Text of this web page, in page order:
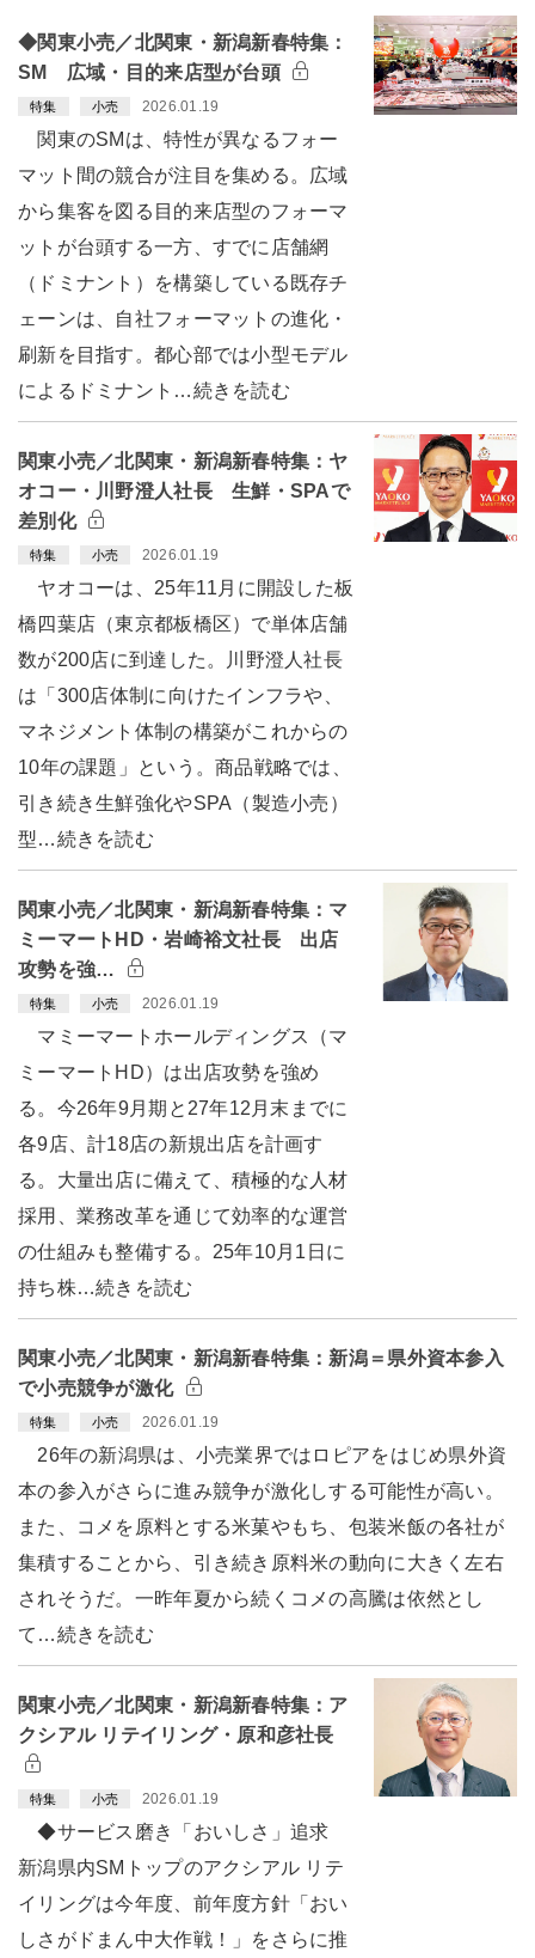
◆関東小売／北関東・新潟新春特集：
SM 広域・目的来店型が台頭
特集 小売 2026.01.19
関東のSMは、特性が異なるフォー
マット間の競合が注目を集める。広域
から集客を図る目的来店型のフォーマ
ットが台頭する一方、すでに店舗網
（ドミナント）を構築している既存チ
ェーンは、自社フォーマットの進化・
刷新を目指す。都心部では小型モデル
によるドミナント…続きを読む
関東小売／北関東・新潟新春特集：ヤ
オコー・川野澄人社長 生鮮・SPAで
差別化
特集 小売 2026.01.19
ヤオコーは、25年11月に開設した板
橋四葉店（東京都板橋区）で単体店舗
数が200店に到達した。川野澄人社長
は「300店体制に向けたインフラや、
マネジメント体制の構築がこれからの
10年の課題」という。商品戦略では、
引き続き生鮮強化やSPA（製造小売）
型…続きを読む
関東小売／北関東・新潟新春特集：マ
ミーマートHD・岩崎裕文社長 出店
攻勢を強…
特集 小売 2026.01.19
マミーマートホールディングス（マ
ミーマートHD）は出店攻勢を強め
る。今26年9月期と27年12月末までに
各9店、計18店の新規出店を計画す
る。大量出店に備えて、積極的な人材
採用、業務改革を通じて効率的な運営
の仕組みも整備する。25年10月1日に
持ち株…続きを読む
関東小売／北関東・新潟新春特集：新潟＝県外資本参入
で小売競争が激化
特集 小売 2026.01.19
26年の新潟県は、小売業界ではロピアをはじめ県外資
本の参入がさらに進み競争が激化しする可能性が高い。
また、コメを原料とする米菓やもち、包装米飯の各社が
集積することから、引き続き原料米の動向に大きく左右
されそうだ。一昨年夏から続くコメの高騰は依然とし
て…続きを読む
関東小売／北関東・新潟新春特集：ア
クシアル リテイリング・原和彦社長
特集 小売 2026.01.19
◆サービス磨き「おいしさ」追求
新潟県内SMトップのアクシアル リテ
イリングは今年度、前年度方針「おい
しさがドまん中大作戦！」をさらに推